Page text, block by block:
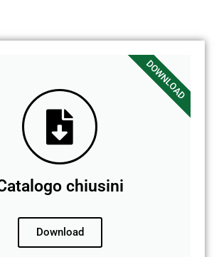
chiusini
Download
DOWNLOAD